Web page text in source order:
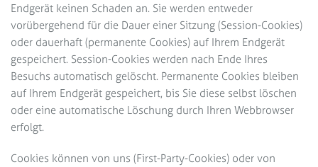
Endgerät keinen Schaden an. Sie werden entweder
vorübergehend für die Dauer einer Sitzung (Session-Cookies)
oder dauerhaft (permanente Cookies) auf Ihrem Endgerät
gespeichert. Session-Cookies werden nach Ende Ihres
Besuchs automatisch gelöscht. Permanente Cookies bleiben
auf Ihrem Endgerät gespeichert, bis Sie diese selbst löschen
oder eine automatische Löschung durch Ihren Webbrowser
erfolgt.
Cookies können von uns (First-Party-Cookies) oder von